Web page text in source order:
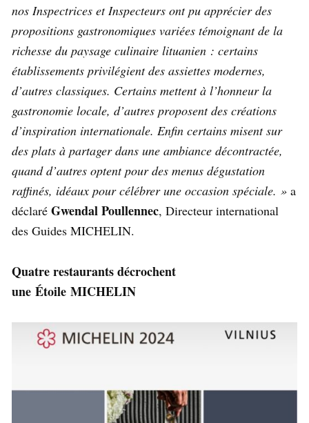
nos Inspectrices et Inspecteurs ont pu apprécier des
propositions gastronomiques variées témoignant de la
richesse du paysage culinaire lituanien : certains
établissements privilégient des assiettes modernes,
d’autres classiques. Certains mettent à l’honneur la
gastronomie locale, d’autres proposent des créations
d’inspiration internationale. Enfin certains misent sur
des plats à partager dans une ambiance décontractée,
quand d’autres optent pour des menus dégustation
raffinés, idéaux pour célébrer une occasion spéciale. » a
déclaré Gwendal Poullennec, Directeur international
des Guides MICHELIN.
Quatre restaurants décrochent
une Étoile MICHELIN